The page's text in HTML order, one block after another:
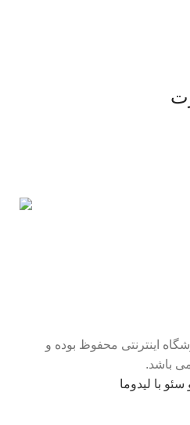
اینترنتی محفوظ بوده و
باشد.
با لیدوما